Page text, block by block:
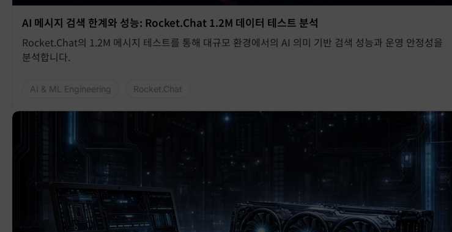
AI 메시지 검색 한계와 성능: Rocket.Chat 1.2M 데이터 테스트 분석
Rocket.Chat의 1.2M 메시지 테스트를 통해 대규모 환경에서의 AI 의미 기반 검색 성능과 운영 안정성을
분석합니다.
AI & ML Engineering Rocket.Chat